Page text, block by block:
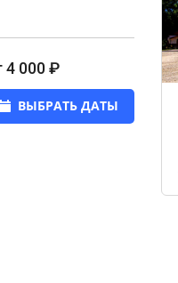
4 000 ₽
ВЫБРАТЬ ДАТЫ